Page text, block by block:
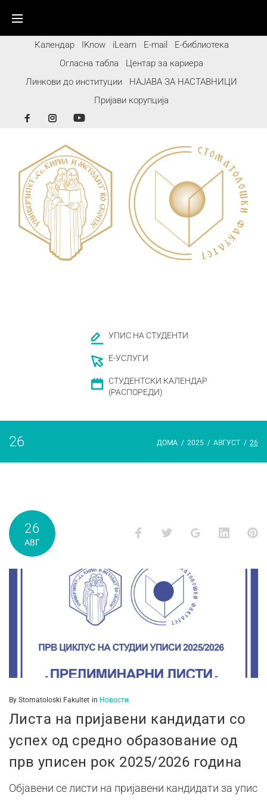
Календар IKnow iLearn E-mail
Е-библиотека
Огласна табла
Центар за кариера
Линкови до институции
НАЈАВА ЗА НАСТАВНИЦИ
Пријави корупција
УПИС НА СТУДЕНТИ
Е-УСЛУГИ
СТУДЕНТСКИ КАЛЕНДАР
(РАСПОРЕДИ)
26 ДОМА / 2025 / АВГУСТ / 26
26
АВГ
By Stomatoloski Fakultet in Новости
Листа на пријавени кандидати со
успех од средно образование од
прв уписен рок 2025/2026 година
Објавени се листи на пријавени кандидати за упис